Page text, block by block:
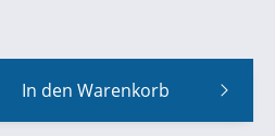
In den Warenkorb